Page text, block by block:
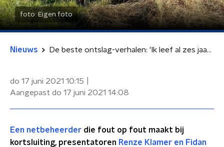
foto: Eigen foto
Nieuws De beste ontslag-verhalen: 'Ik leef al zes jaar zonder huis, baan en auto'
do 17 juni 2021 10:15
Aangepast do 17 juni 2021 14:08
Een netbeheerder die fout op fout maakt bij
kortsluiting, presentatoren Renze Klamer en Fidan